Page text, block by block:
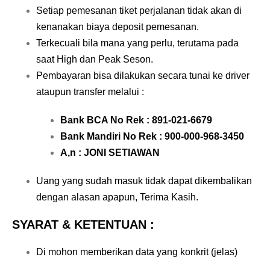
Setiap pemesanan tiket perjalanan tidak akan di
kenanakan biaya deposit pemesanan.
Terkecuali bila mana yang perlu, terutama pada
saat High dan Peak Seson.
Pembayaran bisa dilakukan secara tunai ke driver
ataupun transfer melalui :
Bank BCA No Rek : 891-021-6679
Bank Mandiri No Rek : 900-000-968-3450
A,n : JONI SETIAWAN
Uang yang sudah masuk tidak dapat dikembalikan
dengan alasan apapun, Terima Kasih.
SYARAT & KETENTUAN :
Di mohon memberikan data yang konkrit (jelas)